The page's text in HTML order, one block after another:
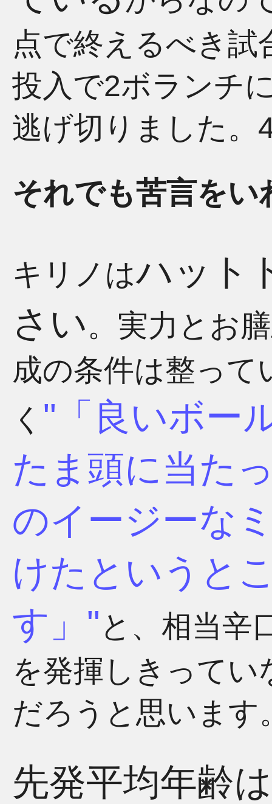
点で終えるべき
投入で2ボランチ
逃げ切りました。
それでも苦言をい
キリノはハット
さい。実力とお
成の条件は整って
く
「良いボー
たま頭に当た
のイージーな
けたというと
す」
と、相当辛
を発揮しきって
だろうと思います
先発平均年齢